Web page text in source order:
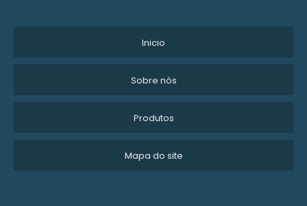
Inicio
Sobre nós
Produtos
Mapa do site